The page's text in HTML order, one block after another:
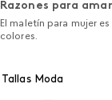
Razones para
El maletín para mujer
colores.
Tallas Moda